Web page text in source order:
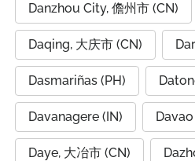
Danzhou City, 儋州市 (CN)
Daqing, 大庆市 (CN)
Dasmariñas (PH)
Davanagere (IN)
Daye, 大冶市 (CN)